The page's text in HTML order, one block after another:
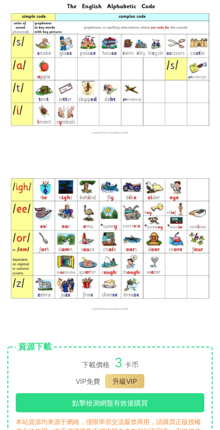
資源下載
下載價格 3 卡币
VIP免費
升級VIP
點擊檢測網盤有效後購買
本站資源均來源于網絡，僅限學習交流嚴禁商用，請購買正版授權